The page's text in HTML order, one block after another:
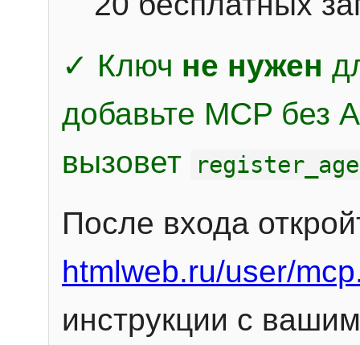
✓ Ключ не нужен
добавьте MCP без
вызовет
После входа
htmlweb.ru/user/
инструкции с